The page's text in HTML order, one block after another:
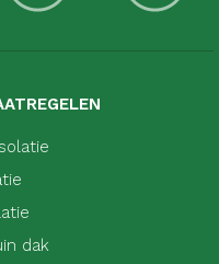
dak